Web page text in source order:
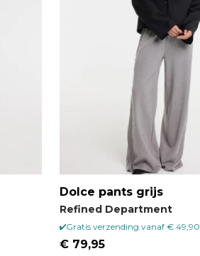
Dolce pants grijs
Refined Department
Gratis verzending vanaf € 49,90
€ 79,95